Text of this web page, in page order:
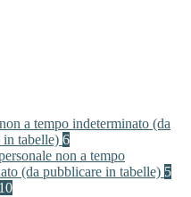
a tempo indeterminato (da
in tabelle) 6
non a tempo
(da pubblicare in tabelle) 5
10